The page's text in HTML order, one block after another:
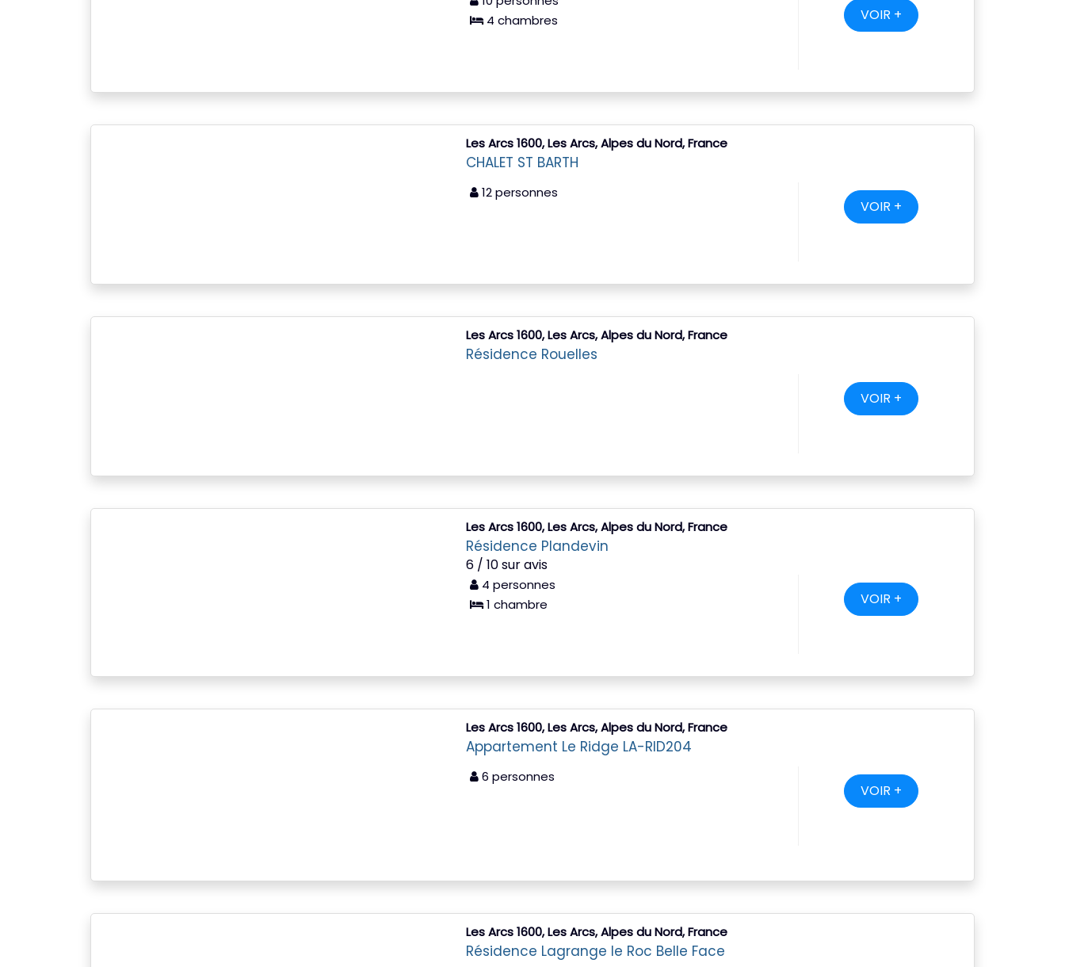
4 chambres
VOIR +
Les Arcs 1600, Les Arcs, Alpes du Nord, France
CHALET ST BARTH
12 personnes
VOIR +
Les Arcs 1600, Les Arcs, Alpes du Nord, France
Résidence Rouelles
VOIR +
Les Arcs 1600, Les Arcs, Alpes du Nord, France
Résidence Plandevin
6 / 10 sur avis
4 personnes
1 chambre
VOIR +
Les Arcs 1600, Les Arcs, Alpes du Nord, France
Appartement Le Ridge LA-RID204
6 personnes
VOIR +
Les Arcs 1600, Les Arcs, Alpes du Nord, France
Résidence Lagrange le Roc Belle Face